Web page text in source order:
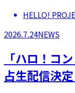
HELLO!
2026.7.24NEWS
「ハロ！コ
占生配信決定